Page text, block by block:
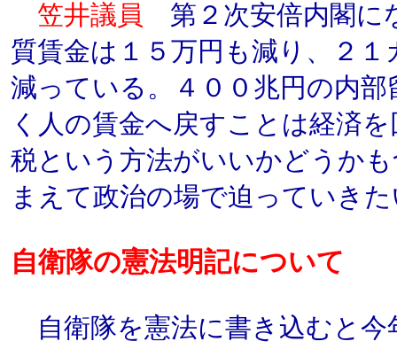
笠井議員
第２次安倍内閣に
質賃金は１５万円も減り、２
減っている。４００兆円の内
く人の賃金へ戻すことは経済
税という方法がいいかどうか
まえて政治の場で迫っていき
自衛隊の憲法明記について
自衛隊を憲法に書き込むと今